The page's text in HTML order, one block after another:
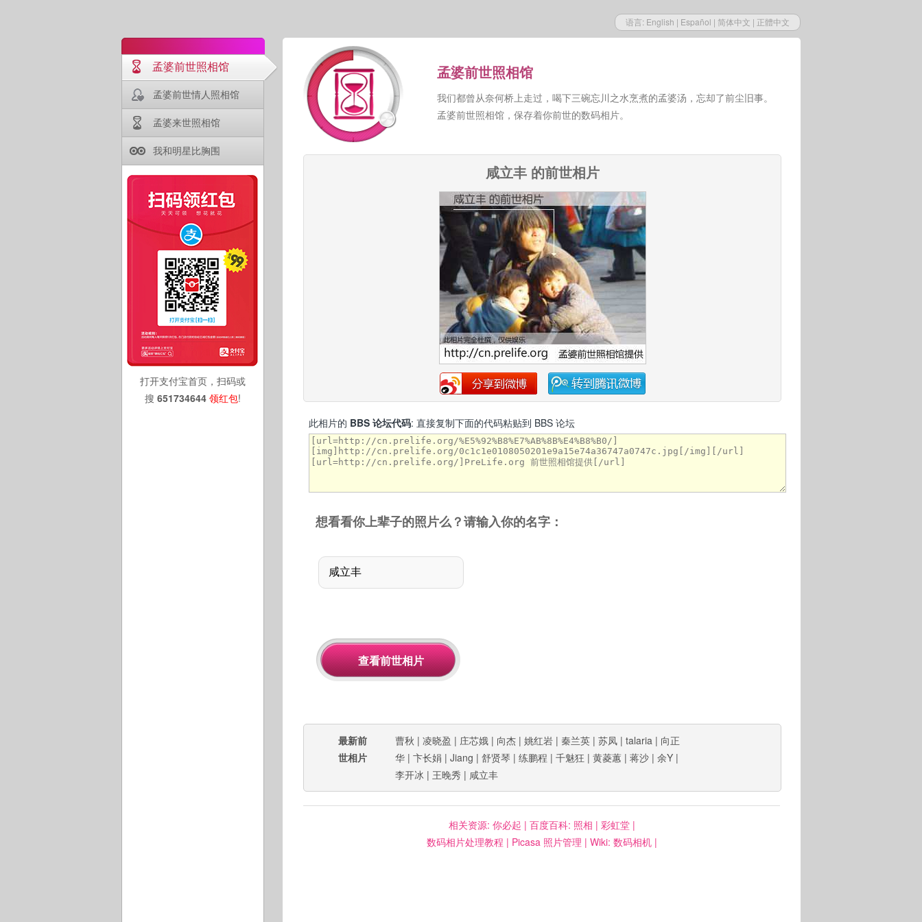
语言: English | Español | 简体中文 | 正體中文
孟婆前世照相馆
孟婆前世情人照相馆
孟婆来世照相馆
我和明星比胸围
打开支付宝首页，扫码或
搜 651734644 领红包!
孟婆前世照相馆
我们都曾从奈何桥上走过，喝下三碗忘川之水烹煮的孟婆汤，忘却了前尘旧事。
孟婆前世照相馆，保存着你前世的数码相片。
咸立丰 的前世相片
此相片的 BBS 论坛代码: 直接复制下面的代码粘贴到 BBS 论坛
想看看你上辈子的照片么？请输入你的名字：
最新前
世相片
曹秋 | 凌晓盈 | 庄芯娥 | 向杰 | 姚红岩 | 秦兰英 | 苏凤 | talaria | 向正
华 | 卞长娟 | Jiang | 舒贤琴 | 练鹏程 | 千魅狂 | 黄菱蕙 | 蒋沙 | 余Y |
李开冰 | 王晚秀 | 咸立丰
相关资源: 你必起 | 百度百科: 照相 | 彩虹堂|
数码相片处理教程 | Picasa 照片管理 | Wiki: 数码相机|